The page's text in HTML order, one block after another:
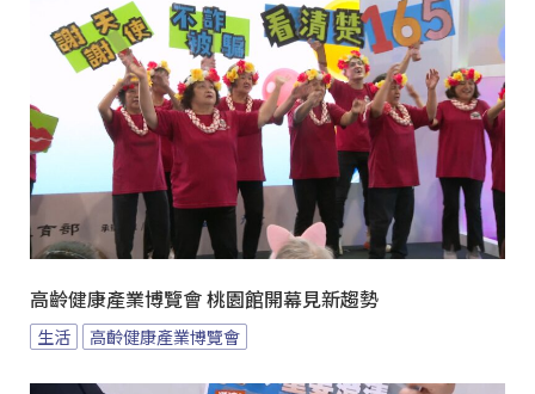
高齡健康產業博覽會 桃園館開幕見新趨勢
生活 高齡健康產業博覽會